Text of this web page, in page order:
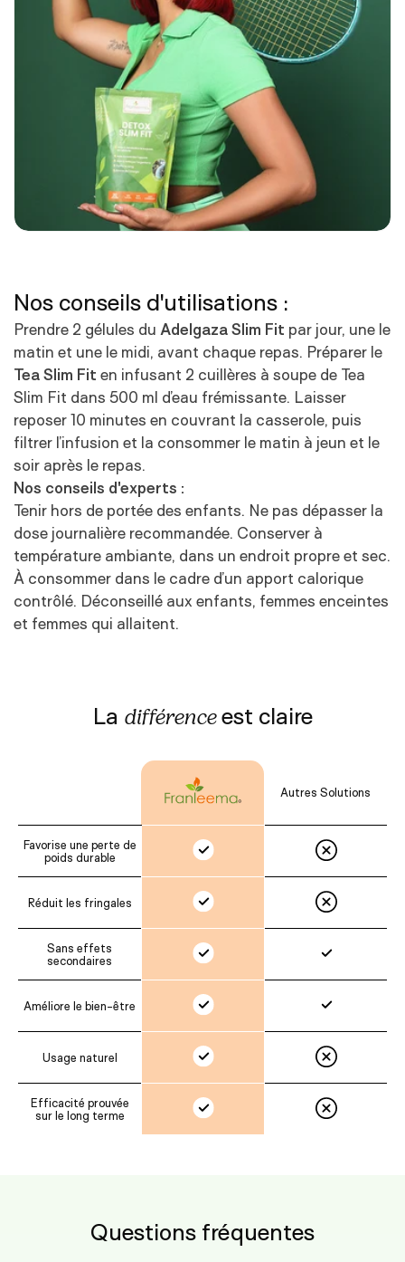
Nos conseils d'utilisations :
Prendre 2 gélules du Adelgaza Slim Fit par jour, une le
matin et une le midi, avant chaque repas. Préparer le
Tea Slim Fit en infusant 2 cuillères à soupe de Tea
Slim Fit dans 500 ml d’eau frémissante. Laisser
reposer 10 minutes en couvrant la casserole, puis
filtrer l’infusion et la consommer le matin à jeun et le
soir après le repas.
Nos conseils d'experts :
Tenir hors de portée des enfants. Ne pas dépasser la
dose journalière recommandée. Conserver à
température ambiante, dans un endroit propre et sec.
À consommer dans le cadre d’un apport calorique
contrôlé. Déconseillé aux enfants, femmes enceintes
et femmes qui allaitent.
La différenceest claire
Autres Solutions
Favorise une perte de
poids durable
Réduit les fringales
Sans effets
secondaires
Améliore le bien-être
Usage naturel
Efficacité prouvée
sur le long terme
Questions fréquentes